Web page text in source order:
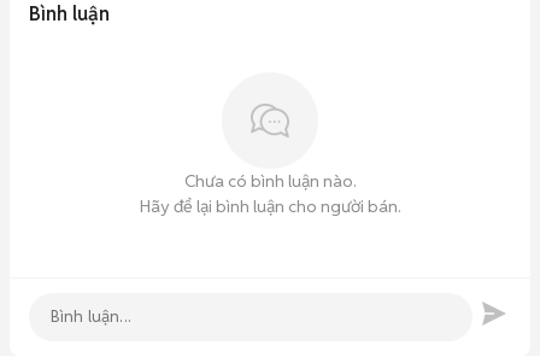
Bình luận
Chưa có bình luận nào.
Hãy để lại bình luận cho người bán.